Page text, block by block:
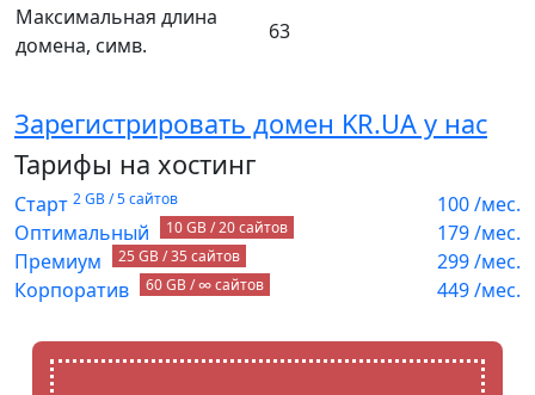
Максимальная длина
домена, симв.
63
Зарегистрировать домен KR.UA у нас
Тарифы на хостинг
Старт 2 GB / 5 сайтов 100/мес.
Оптимальный
10 GB / 20 сайтов 179/мес.
Премиум
25 GB / 35 сайтов 299/мес.
Корпоратив
60 GB / ∞ сайтов 449/мес.